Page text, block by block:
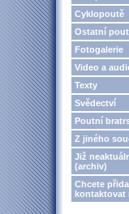
Cyklopoutě
Ostatní
Fotogalerie
Video a
Texty
Svědectví
Poutní
Z jiného
Již
(archiv)
Chcete
kontaktovat